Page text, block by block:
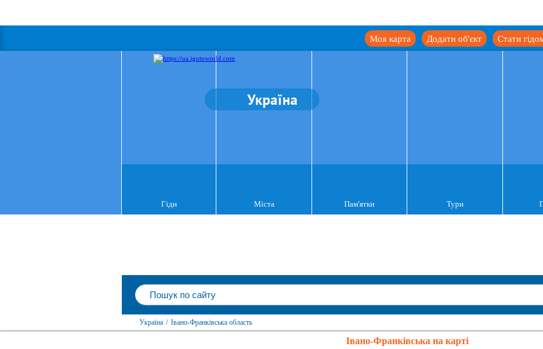
Стати
Додати об'єкт
Моя карта
Україна
Гіди Міста Пам'ятки Тури
Україна / Івано-Франківська область
Івано-Франківська на карті